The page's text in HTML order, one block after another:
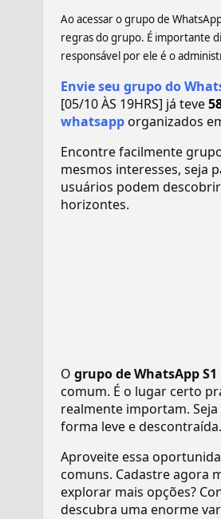
Ao acessar o grupo de
regras do grupo. É importante
responsável por ele é o
Envie seu grupo do
[05/10 ÀS 19HRS] já teve
whatsapporganizados
Encontre facilmente
mesmos interesses, seja
usuários podem
horizontes.
O grupo de WhatsApp S1
comum. É o lugar certo
realmente importam.
forma leve e descontraída.
Aproveite essa
comuns. Cadastre agora
explorar mais opções?
descubra uma enorme